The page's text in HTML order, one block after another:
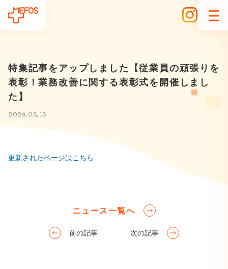
特集記事をアップしました【従業員の頑張りを
表彰！業務改善に関する表彰式を開催しまし
た】
2024.05.15
更新されたページはこちら
前の記事
ニュース一覧へ
次の記事